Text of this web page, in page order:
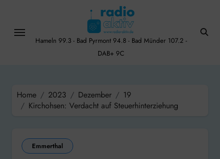
content
Hameln 99.3 - Bad Pyrmont 94.8 - Bad Münder 107.2 -
DAB+ 9C
Home 2023 Dezember
19
Kirchohsen: Verdacht auf Steuerhinterziehung
Emmerthal